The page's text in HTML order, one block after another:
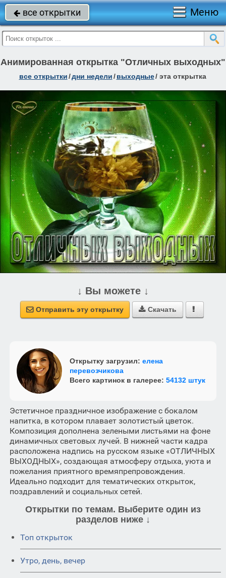
 все открытки Меню
Анимированная открытка "Отличных выходных"
все открытки/дни недели/ выходные/ эта открытка
↓ Вы можете ↓
 Отправить эту открытку  Скачать 
Открытку загрузил: елена
перевозчикова
Всего картинок в галерее: 54132 штук
Эстетичное праздничное изображение с бокалом
напитка, в котором плавает золотистый цветок.
Композиция дополнена зелеными листьями на фоне
динамичных световых лучей. В нижней части кадра
расположена надпись на русском языке «ОТЛИЧНЫХ
ВЫХОДНЫХ», создающая атмосферу отдыха, уюта и
пожелания приятного времяпрепровождения.
Идеально подходит для тематических открыток,
поздравлений и социальных сетей.
Открытки по темам. Выберите один из
разделов ниже ↓
Топ открыток
Утро, день, вечер